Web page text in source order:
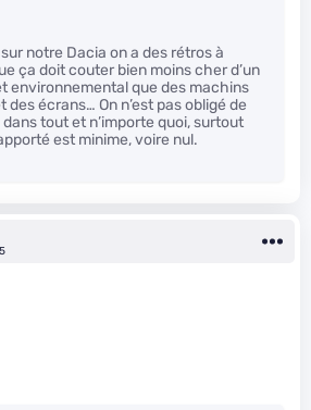
notre Dacia on a des rétros à
ça doit couter bien moins cher d’un
environnemental que des machins
écrans… On n’est pas obligé de
tout et n’importe quoi, surtout
est minime, voire nul.